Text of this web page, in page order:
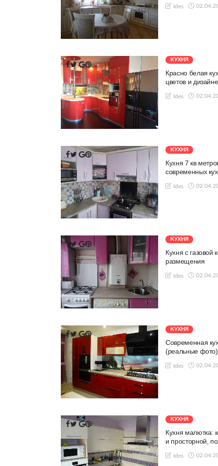
Ides
КУХНЯ
Красно белая
цветов и
Ides
КУХНЯ
Кухня 7 кв
современных
Ides
КУХНЯ
Кухня с газовой
размещения
Ides
КУХНЯ
Современная
(реальные фото)
Ides
КУХНЯ
Кухня малютка:
и просторной,
Ides